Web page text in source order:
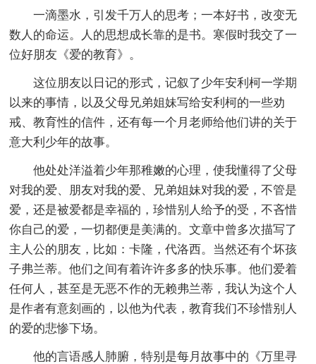
一滴墨水，引发千万人的思考；一本好书，改变无
数人的命运。人的思想成长靠的是书。寒假时我交了一
位好朋友《爱的教育》。
这位朋友以日记的形式，记叙了少年安利柯一学期
以来的事情，以及父母兄弟姐妹写给安利柯的一些劝
戒、教育性的信件，还有每一个月老师给他们讲的关于
意大利少年的故事。
他处处洋溢着少年那稚嫩的心理，使我懂得了父母
对我的爱、朋友对我的爱、兄弟姐妹对我的爱，不管是
爱，还是被爱都是幸福的，珍惜别人给予的受，不吝惜
你自己的爱，一切都便是美满的。文章中曾多次描写了
主人公的朋友，比如：卡隆，代洛西。当然还有个坏孩
子弗兰蒂。他们之间有着许许多多的快乐事。他们爱着
任何人，甚至是无恶不作的无赖弗兰蒂，我认为这个人
是作者有意刻画的，以他为代表，教育我们不珍惜别人
的爱的悲惨下场。
他的言语感人肺腑，特别是每月故事中的《万里寻